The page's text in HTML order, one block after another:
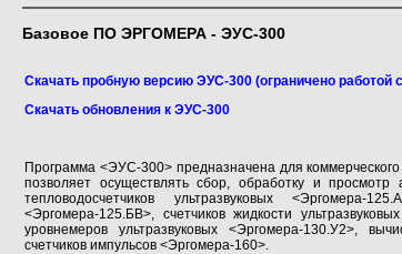
Базовое ПО ЭРГОМЕРА - ЭУС-300
Скачать пробную версию ЭУС-300 (ограничено работой
Скачать обновления к ЭУС-300
Программа <ЭУС-300> предназначена для
позволяет осуществлять сбор, обработку и
тепловодосчетчиков ультразвуковых <Эргомера-
<Эргомера-125.БВ>, счетчиков жидкости
уровнемеров ультразвуковых <Эргомера-130.У2>,
счетчиков импульсов <Эргомера-160>.